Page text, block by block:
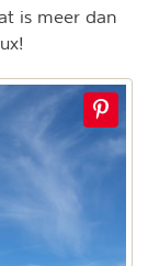
is meer dan